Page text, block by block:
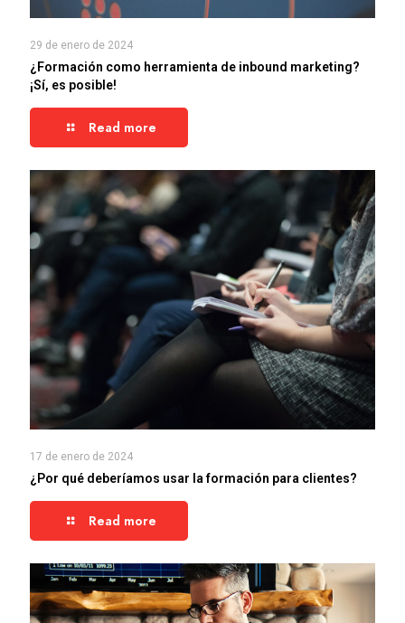
29 de enero de 2024
¿Formación como herramienta de inbound marketing?
¡Sí, es posible!
Read more
17 de enero de 2024
¿Por qué deberíamos usar la formación para clientes?
Read more